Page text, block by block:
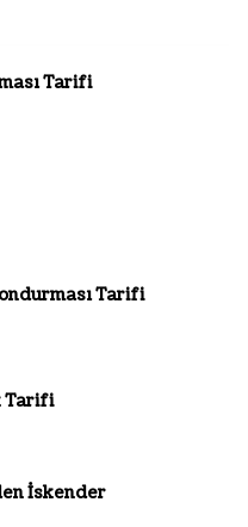
Tarifi
Tarifi
Tarifi
İskender